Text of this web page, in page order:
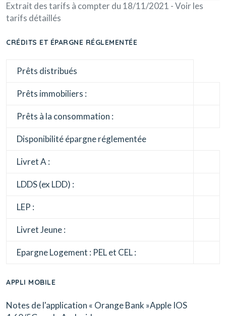
Extrait des tarifs à compter du 18/11/2021 - Voir les
tarifs détaillés
CRÉDITS ET ÉPARGNE RÉGLEMENTÉE
Prêts distribués
Prêts immobiliers :
Prêts à la consommation :
Disponibilité épargne réglementée
Livret A :
LDDS (ex LDD) :
LEP :
Livret Jeune :
Epargne Logement : PEL et CEL :
APPLI MOBILE
Notes de l'application « Orange Bank »Apple IOS